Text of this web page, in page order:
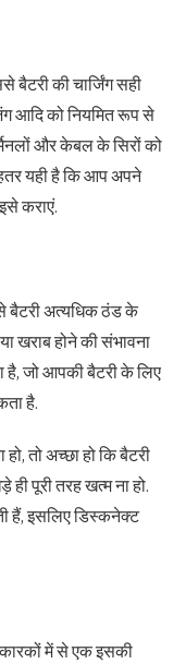
की चार्जिंग सही
आदि को नियमित रूप से
और केबल के सिरों को
यही है कि आप अपने
कराएं.
से बैटरी अत्यधिक ठंड के
खराब होने की संभावना
है, जो आपकी बैटरी के लिए
है.
तो अच्छा हो कि बैटरी
पूरी तरह खत्म ना हो.
हैं, इसलिए डिस्कनेक्ट
कारकों में से एक इसकी